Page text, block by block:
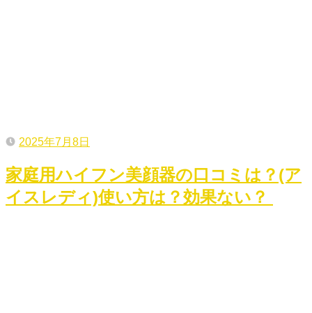
2025年7月8日
家庭用ハイフン美顔器の口コミは？(ア
イスレディ)使い方は？効果ない？